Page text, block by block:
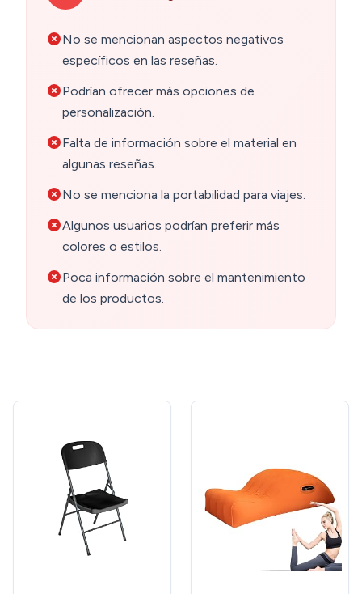
No se mencionan aspectos negativos
específicos en las reseñas.
Podrían ofrecer más opciones de
personalización.
Falta de información sobre el material en
algunas reseñas.
No se menciona la portabilidad para viajes.
Algunos usuarios podrían preferir más
colores o estilos.
Poca información sobre el mantenimiento
de los productos.